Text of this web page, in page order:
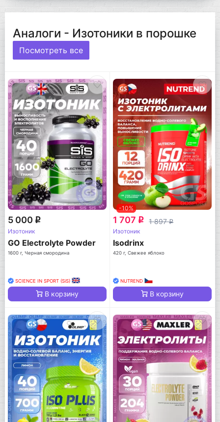
Аналоги - Изотоники в порошке
Посмотреть все
5 000 q
Изотоник
GO Electrolyte Powder
1600 г, Черная смородина
SCIENCE IN SPORT (SiS)
В корзину
-10%
1 707 q 1 897q
Изотоник
Isodrinx
420 г, Свежее яблоко
NUTREND
В корзину